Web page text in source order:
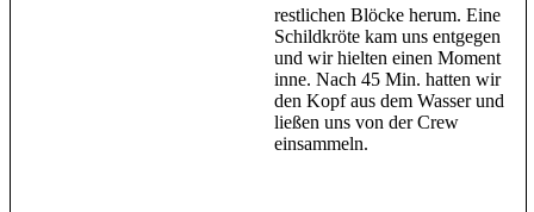
restlichen Blöcke herum. Eine
Schildkröte kam uns entgegen
und wir hielten einen Moment
inne. Nach 45 Min. hatten wir
den Kopf aus dem Wasser und
ließen uns von der Crew
einsammeln.